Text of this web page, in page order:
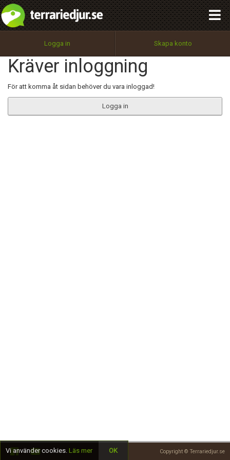
Logga in Skapa konto
Kräver inloggning
För att komma åt sidan behöver du vara inloggad!
Logga in
Copyright © Terrariedjur.se
Utför
100%
OK
integritetspolicy
Namn:
Epost:
Begär nytt lösenord
Tillbaka till förstasidan
Vi använder cookies. Läs mer OK